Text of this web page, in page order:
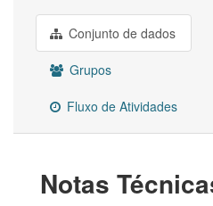
Conjunto de dados
Grupos
Fluxo de Atividades
Notas